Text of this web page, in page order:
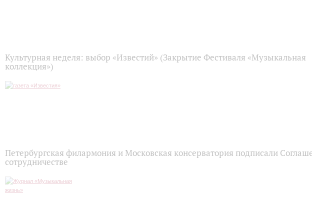
Культурная неделя: выбор «Известий» (Закрытие Фестиваля «Музыкальная
коллекция»)
Петербургская филармония и Московская консерватория подписали
сотрудничестве